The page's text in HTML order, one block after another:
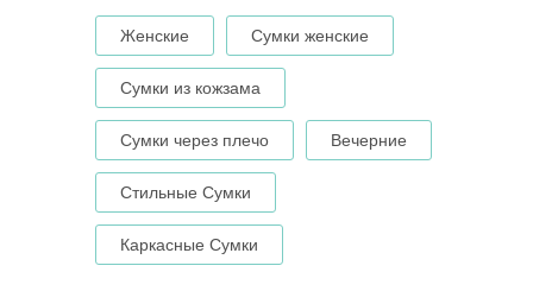
Женские Сумки женские
Сумки из кожзама
Сумки через плечо Вечерние
Стильные Сумки
Каркасные Сумки